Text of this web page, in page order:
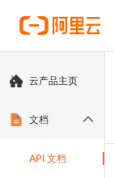
云产品主页
文档
API 文档